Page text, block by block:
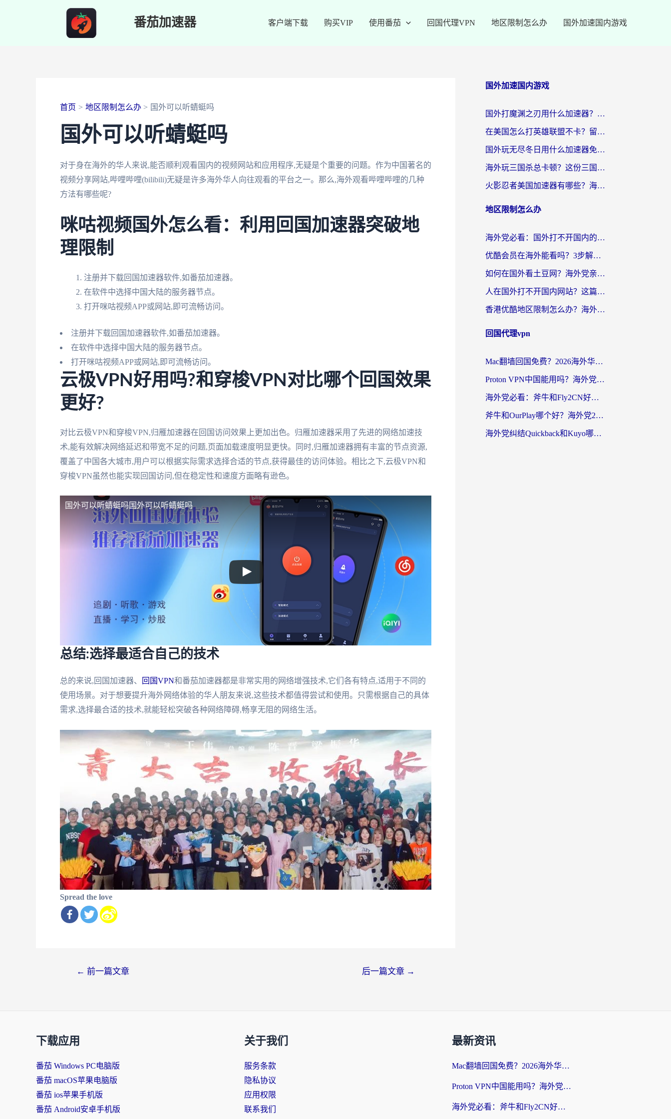
番茄加速器 客户端下载 购买VIP 使用番茄 回国代理VPN 地区限制怎么办 国外加速国内游戏
首页 地区限制怎么办 国外可以听蜻蜓吗
国外可以听蜻蜓吗
对于身在海外的华人来说,能否顺利观看国内的视频网站和应用程序,无疑是个重要的问题。作为中国著名的
视频分享网站,哔哩哔哩(bilibili)无疑是许多海外华人向往观看的平台之一。那么,海外观看哔哩哔哩的几种
方法有哪些呢?
咪咕视频国外怎么看：利用回国加速器突破地
理限制
注册并下载回国加速器软件,如番茄加速器。
在软件中选择中国大陆的服务器节点。
打开咪咕视频APP或网站,即可流畅访问。
注册并下载回国加速器软件,如番茄加速器。
在软件中选择中国大陆的服务器节点。
打开咪咕视频APP或网站,即可流畅访问。
云极VPN好用吗?和穿梭VPN对比哪个回国效果
更好?
对比云极VPN和穿梭VPN,归雁加速器在回国访问效果上更加出色。归雁加速器采用了先进的网络加速技
术,能有效解决网络延迟和带宽不足的问题,页面加载速度明显更快。同时,归雁加速器拥有丰富的节点资源,
覆盖了中国各大城市,用户可以根据实际需求选择合适的节点,获得最佳的访问体验。相比之下,云极VPN和
穿梭VPN虽然也能实现回国访问,但在稳定性和速度方面略有逊色。
国外可以听蜻蜓吗国外可以听蜻蜓吗
总结:选择最适合自己的技术
总的来说,回国加速器、 回国VPN和番茄加速器都是非常实用的网络增强技术,它们各有特点,适用于不同的
使用场景。对于想要提升海外网络体验的华人朋友来说,这些技术都值得尝试和使用。只需根据自己的具体
需求,选择最合适的技术,就能轻松突破各种网络障碍,畅享无阻的网络生活。
Spread the love
← 前一篇文章 后一篇文章 →
国外加速国内游戏
国外打魔渊之刃用什么加速器？2026海外玩家国服游戏加速全攻略（附闪耀暖暖&复苏的魔女避坑指南）
在美国怎么打英雄联盟不卡？留学生亲测的国服游戏加速全攻略
国外玩无尽冬日用什么加速器免费？海外党国服游戏加速避坑指南
海外玩三国杀总卡顿？这份三国杀游戏加速器指南帮你告别延迟烦恼
火影忍者美国加速器有哪些？海外党亲测的国服游戏加速全攻略（含菲律宾玩三国之刃守望黎明技巧）
地区限制怎么办
海外党必看：国外打不开国内的app怎么办？3步解决你的乡愁
优酷会员在海外能看吗？3步解决海外追剧难题，附实测好用加速器推荐
如何在国外看土豆网？海外党亲测有效的追剧加速器选择指南
人在国外打不开国内网站？这篇攻略帮你无缝解锁国内资源（附交管12123使用技巧）
香港优酷地区限制怎么办？海外党亲测有效的追剧解决方案
回国代理vpn
Mac翻墙回国免费？2026海外华人亲测：从CCTV5直播到国内APP，这样选加速器才靠谱
Proton VPN中国能用吗？海外党选回国加速器的避坑指南（附番茄加速器实测）
海外党必看：斧牛和Fly2CN好用吗？3招教你选对回国加速器（附免费试用攻略）
斧牛和OurPlay哪个好？海外党2026亲测：选对加速器，国内资源秒加载
海外党纠结Quickback和Kuyo哪个好？选对回国加速器才能无缝刷国内资源
下载应用
番茄 Windows PC电脑版
番茄 macOS苹果电脑版
番茄 ios苹果手机版
番茄 Android安卓手机版
关于我们
服务条款
隐私协议
应用权限
联系我们
最新资讯
Mac翻墙回国免费？2026海外华人亲测：从CCTV5直播到国内APP，这样选加速器才靠谱
Proton VPN中国能用吗？海外党选回国加速器的避坑指南（附番茄加速器实测）
海外党必看：斧牛和Fly2CN好用吗？3招教你选对回国加速器（附免费试用攻略）